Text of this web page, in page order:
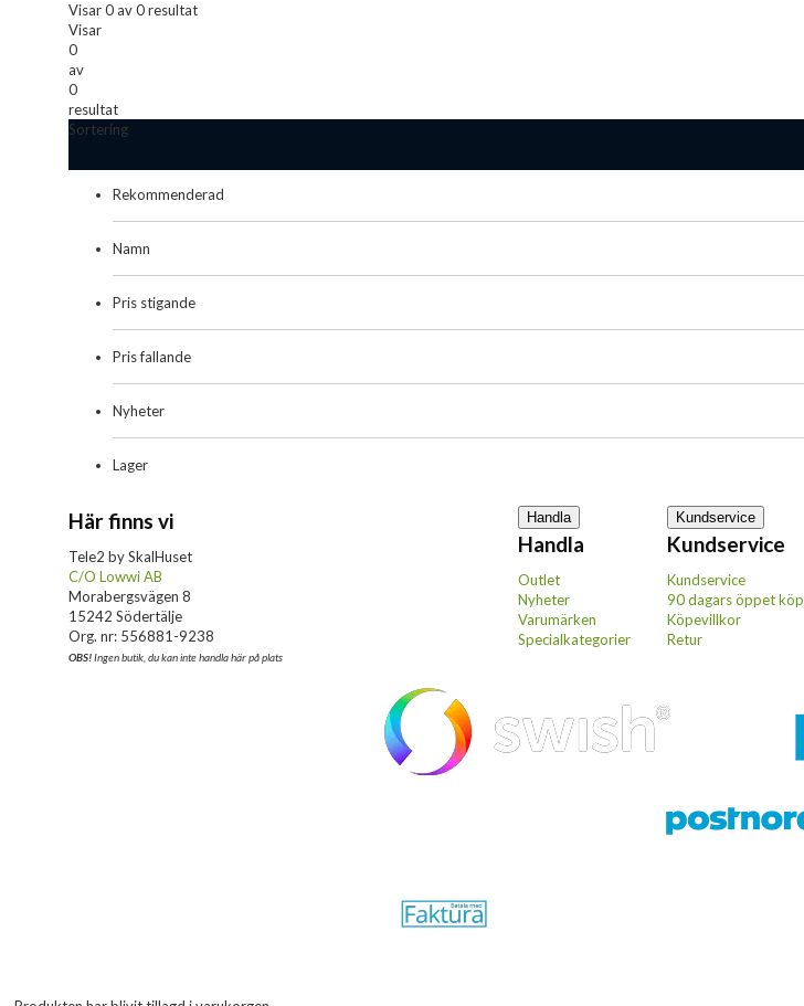
Visar 0 av 0 resultat
Visar
0
av
0
resultat
Sortering
Rekommenderad
Namn
Pris stigande
Pris fallande
Nyheter
Lager
Här finns vi
Tele2 by SkalHuset
C/O Lowwi AB
Morabergsvägen 8
15242 Södertälje
Org. nr: 556881-9238
OBS!Ingen butik, du kan inte handla här på plats
Handla
Handla
Outlet
Nyheter
Varumärken
Specialkategorier
Kundservice
Kundservice
Kundservice
90 dagars öppet köp
Köpevillkor
Retur